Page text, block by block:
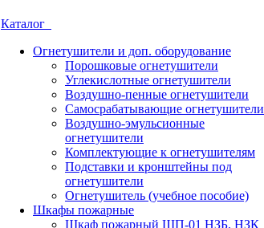
Каталог
Огнетушители и доп. оборудование
Порошковые огнетушители
Углекислотные огнетушители
Воздушно-пенные огнетушители
Самосрабатывающие огнетушители
Воздушно-эмульсионные
огнетушители
Комплектующие к огнетушителям
Подставки и кронштейны под
огнетушители
Огнетушитель (учебное пособие)
Шкафы пожарные
Шкаф пожарный ШП-01 НЗБ, НЗК